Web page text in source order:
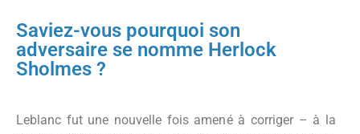
Saviez-vous pourquoi son
adversaire se nomme Herlock
Sholmes ?
Leblanc fut une nouvelle fois amené à corriger – à la